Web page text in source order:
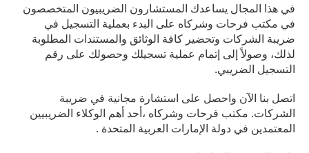
في هذا المجال يساعدك المستشارون الضريبيون المتخصصون
في مكتب فرحات وشركاه على البدء بعملية التسجيل في
ضريبة الشركات وتحضير كافة الوثائق والمستندات المطلوبة
لذلك، وصولاً إلى إتمام عملية تسجيلك وحصولك على رقم
التسجيل الضريبي.
اتصل بنا الآن واحصل على استشارة مجانية في ضريبة
الشركات. مكتب فرحات وشركاه ،أحد أهم الوكلاء الضريبيين
المعتمدين في دولة الإمارات العربية المتحدة .